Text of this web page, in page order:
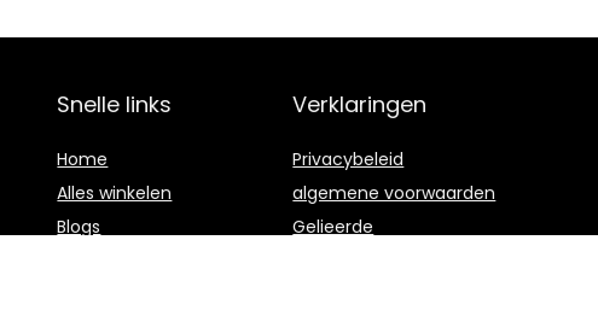
Snelle links
Home
Alles winkelen
Blogs
Verklaringen
Privacybeleid
algemene voorwaarden
Gelieerde